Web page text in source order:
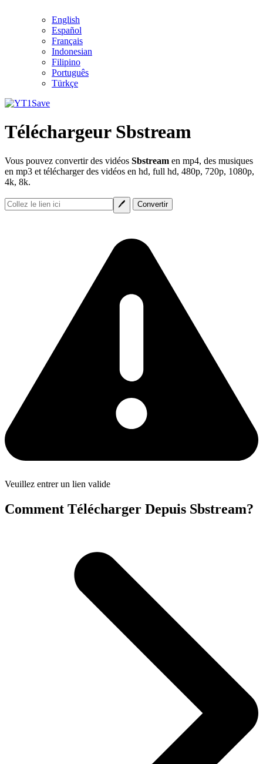
English
Español
Français
Indonesian
Filipino
Português
Türkçe
Téléchargeur Sbstream
Vous pouvez convertir des vidéos Sbstream en mp4, des musiques
en mp3 et télécharger des vidéos en hd, full hd, 480p, 720p, 1080p,
4k, 8k.
Veuillez entrer un lien valide
Comment Télécharger Depuis Sbstream?